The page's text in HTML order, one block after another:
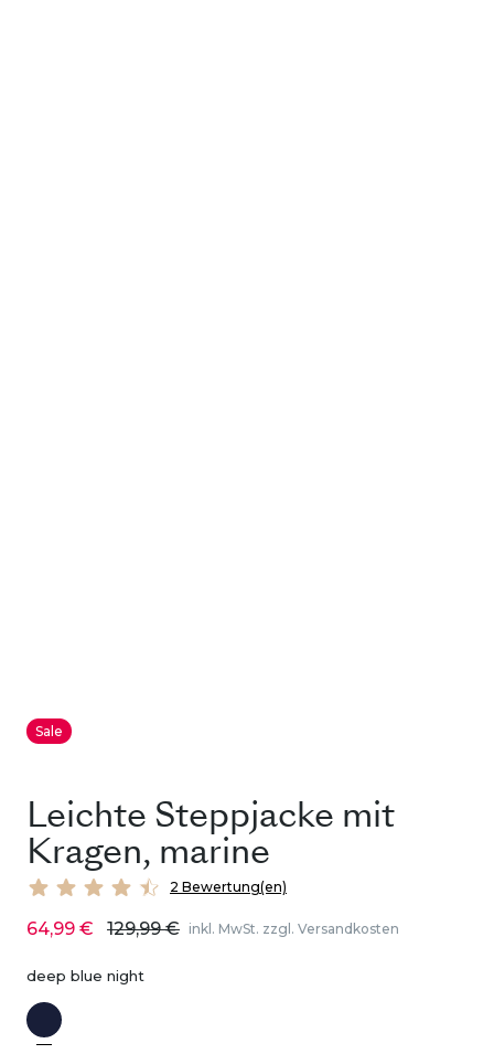
Sale
Leichte Steppjacke mit
Kragen, marine
2 Bewertung(en)
64,99 € 129,99 € inkl. MwSt. zzgl. Versandkosten
deep blue night